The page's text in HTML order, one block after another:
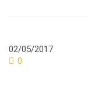
02/05/2017
 0